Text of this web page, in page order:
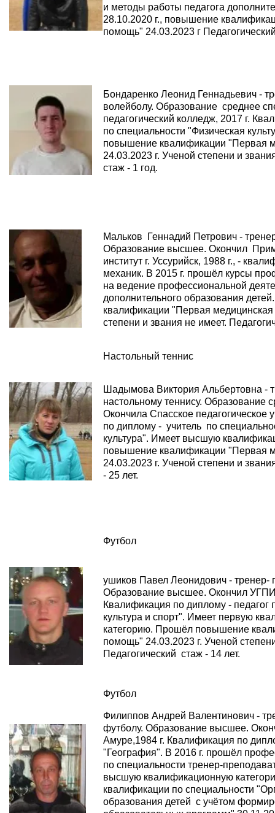
и методы работы педагога
28.10.2020 г., повышение
помощь" 24.03.2023 г
Бондаренко Леонид Геннадьевич -
волейболу. Образование среднее
педагогический колледж, 2017 г.
по специальности "Физическая
повышение квалификации "Первая
24.03.2023 г. Ученой степени и
стаж - 1 год.
Мальков Геннадий Петрович -
Образование высшее. Окончил
институт г. Уссурийск, 1988 г., -
механик. В 2015 г. прошёл курсы
на ведение профессиональной
дополнительного образования
квалификации "Первая
степени и звания не имеет.
Настольный теннис
Шадымова Виктория Альбертовна -
настольному теннису. Образование
Окончила Спасское педагогическое
по диплому - учитель по
культура". Имеет высшую
повышение квалификации "Первая
24.03.2023 г. Ученой степени и
- 25 лет.
Футбол
ушиков Павел Леонидович - тренер-
Образование высшее. Окончил УГПИ
Квалификация по диплому - педагог
культура и спорт". Имеет первую
категорию. Прошёл повышение
помощь" 24.03.2023 г. Ученой
Педагогический стаж - 14 лет.
Футбол
Филиппов Андрей Валентинович -
футболу. Образование высшее.
Амуре,1984 г. Квалификация по
"География". В 2016 г. прошёл
по специальности тренер-
высшую квалификационную
квалификации по специальности
образования детей с учётом